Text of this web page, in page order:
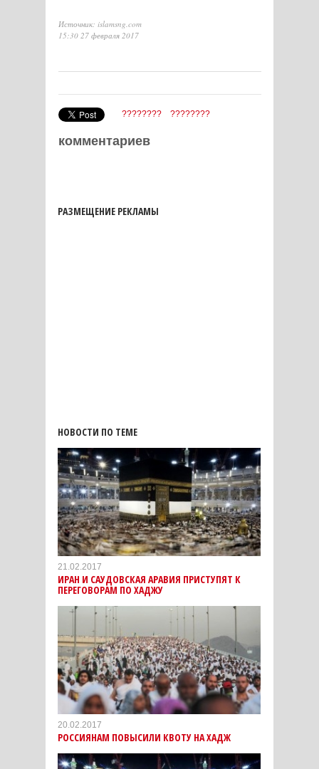
Источник: islamsng.com
15:30 27 февраля 2017
???????? ????????
комментариев
РАЗМЕЩЕНИЕ РЕКЛАМЫ
НОВОСТИ ПО ТЕМЕ
21.02.2017
ИРАН И САУДОВСКАЯ АРАВИЯ ПРИСТУПЯТ К
ПЕРЕГОВОРАМ ПО ХАДЖУ
20.02.2017
РОССИЯНАМ ПОВЫСИЛИ КВОТУ НА ХАДЖ